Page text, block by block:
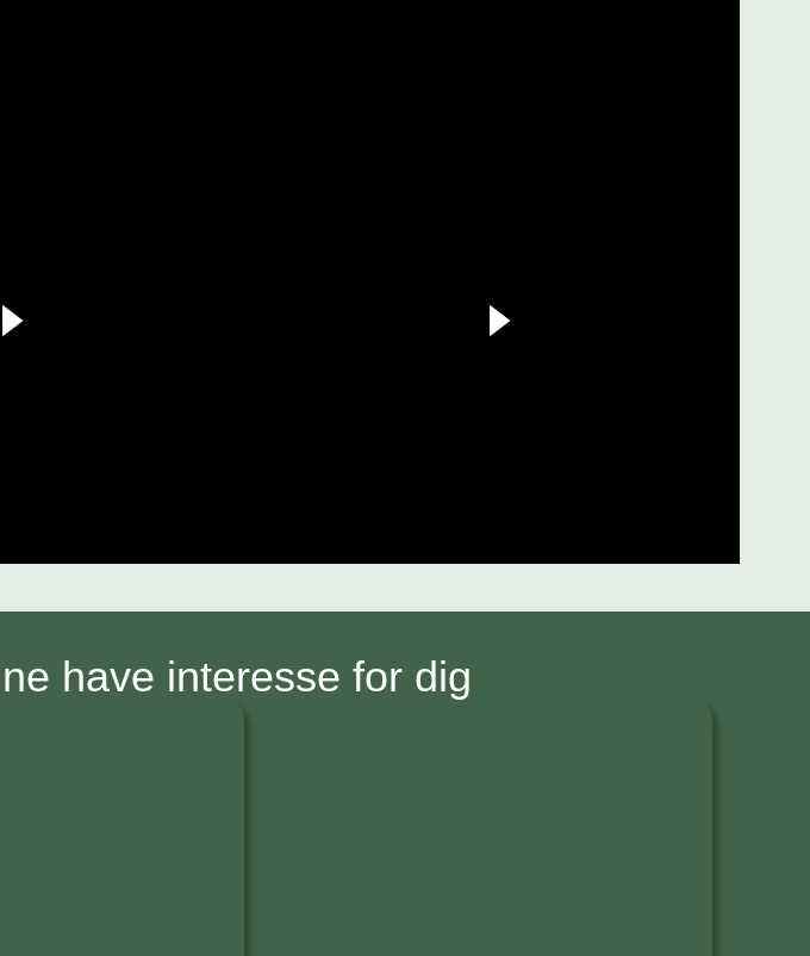
have interesse for dig